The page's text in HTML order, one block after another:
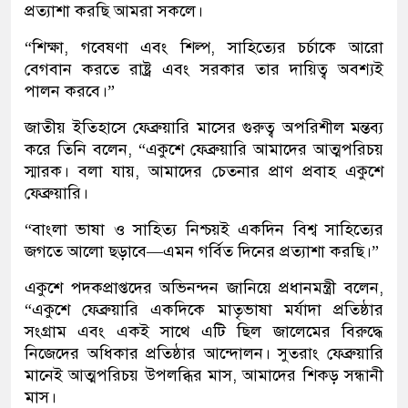
প্রত্যাশা করছি আমরা সকলে।
“শিক্ষা, গবেষণা এবং শিল্প, সাহিত্যের চর্চাকে আরো
বেগবান করতে রাষ্ট্র এবং সরকার তার দায়িত্ব অবশ্যই
পালন করবে।”
জাতীয় ইতিহাসে ফেব্রুয়ারি মাসের গুরুত্ব অপরিশীল মন্তব্য
করে তিনি বলেন, “একুশে ফেব্রুয়ারি আমাদের আত্মপরিচয়
স্মারক। বলা যায়, আমাদের চেতনার প্রাণ প্রবাহ একুশে
ফেব্রুয়ারি।
“বাংলা ভাষা ও সাহিত্য নিশ্চয়ই একদিন বিশ্ব সাহিত্যের
জগতে আলো ছড়াবে—এমন গর্বিত দিনের প্রত্যাশা করছি।”
একুশে পদকপ্রাপ্তদের অভিনন্দন জানিয়ে প্রধানমন্ত্রী বলেন,
“একুশে ফেব্রুয়ারি একদিকে মাতৃভাষা মর্যাদা প্রতিষ্ঠার
সংগ্রাম এবং একই সাথে এটি ছিল জালেমের বিরুদ্ধে
নিজেদের অধিকার প্রতিষ্ঠার আন্দোলন। সুতরাং ফেব্রুয়ারি
মানেই আত্মপরিচয় উপলব্ধির মাস, আমাদের শিকড় সন্ধানী
মাস।